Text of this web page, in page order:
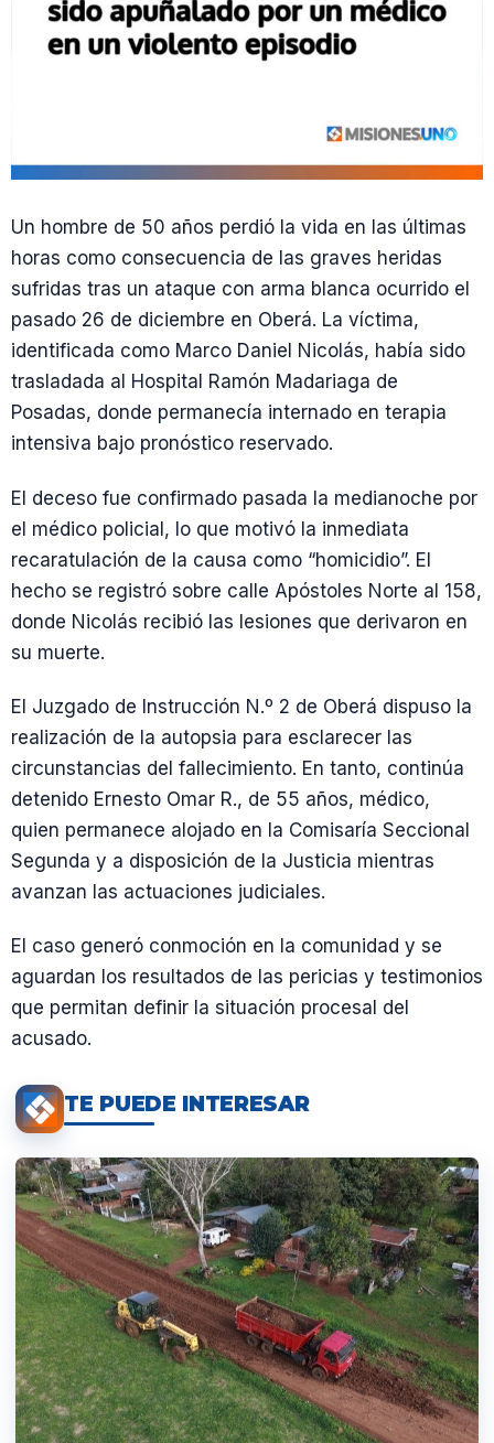
Un hombre de 50 años perdió la vida en las últimas
horas como consecuencia de las graves heridas
sufridas tras un ataque con arma blanca ocurrido el
pasado 26 de diciembre en Oberá. La víctima,
identificada como Marco Daniel Nicolás, había sido
trasladada al Hospital Ramón Madariaga de
Posadas, donde permanecía internado en terapia
intensiva bajo pronóstico reservado.
El deceso fue confirmado pasada la medianoche por
el médico policial, lo que motivó la inmediata
recaratulación de la causa como “homicidio”. El
hecho se registró sobre calle Apóstoles Norte al 158,
donde Nicolás recibió las lesiones que derivaron en
su muerte.
El Juzgado de Instrucción N.º 2 de Oberá dispuso la
realización de la autopsia para esclarecer las
circunstancias del fallecimiento. En tanto, continúa
detenido Ernesto Omar R., de 55 años, médico,
quien permanece alojado en la Comisaría Seccional
Segunda y a disposición de la Justicia mientras
avanzan las actuaciones judiciales.
El caso generó conmoción en la comunidad y se
aguardan los resultados de las pericias y testimonios
que permitan definir la situación procesal del
acusado.
TE PUEDE INTERESAR